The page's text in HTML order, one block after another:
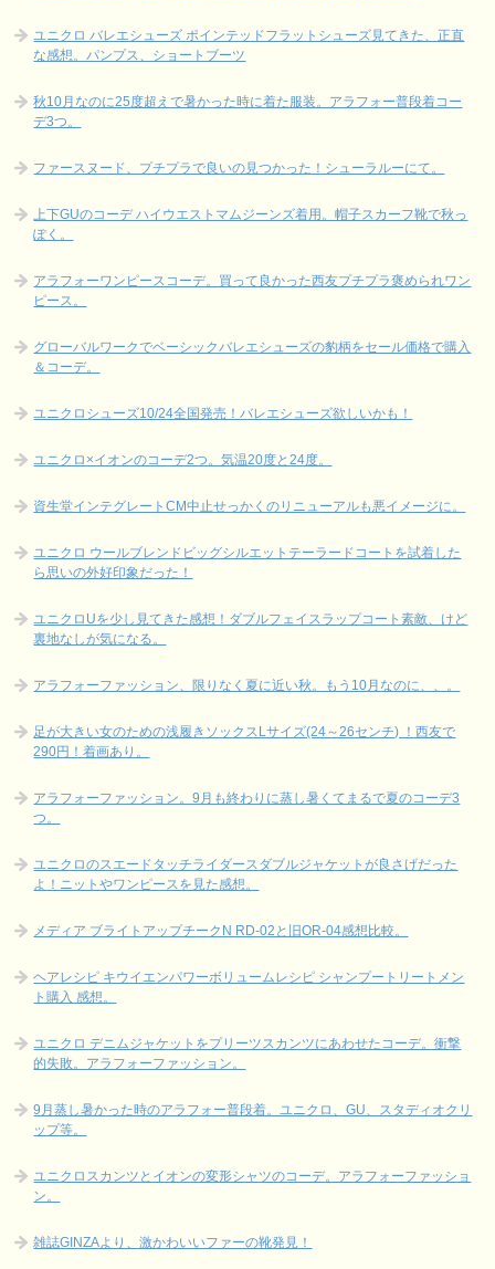
ユニクロ バレエシューズ ポインテッドフラットシューズ見てきた、正直
な感想。パンプス、ショートブーツ
秋10月なのに25度超えで暑かった時に着た服装。アラフォー普段着コー
デ3つ。
ファースヌード、プチプラで良いの見つかった！シューラルーにて。
上下GUのコーデ ハイウエストマムジーンズ着用。帽子スカーフ靴で秋っ
ぽく。
アラフォーワンピースコーデ。買って良かった西友プチプラ褒められワン
ピース。
グローバルワークでベーシックバレエシューズの豹柄をセール価格で購入
＆コーデ。
ユニクロシューズ10/24全国発売！バレエシューズ欲しいかも！
ユニクロ×イオンのコーデ2つ。気温20度と24度。
資生堂インテグレートCM中止せっかくのリニューアルも悪イメージに。
ユニクロ ウールブレンドビッグシルエットテーラードコートを試着した
ら思いの外好印象だった！
ユニクロUを少し見てきた感想！ダブルフェイスラップコート素敵、けど
裏地なしが気になる。
アラフォーファッション、限りなく夏に近い秋。もう10月なのに、、。
足が大きい女のための浅履きソックスLサイズ(24～26センチ) ！西友で
290円！着画あり。
アラフォーファッション。9月も終わりに蒸し暑くてまるで夏のコーデ3
つ。
ユニクロのスエードタッチライダースダブルジャケットが良さげだった
よ！ニットやワンピースを見た感想。
メディア ブライトアップチークN RD-02と旧OR-04感想比較。
ヘアレシピ キウイエンパワーボリュームレシピ シャンプートリートメン
ト購入 感想。
ユニクロ デニムジャケットをプリーツスカンツにあわせたコーデ。衝撃
的失敗。アラフォーファッション。
9月蒸し暑かった時のアラフォー普段着。ユニクロ、GU、スタディオクリ
ップ等。
ユニクロスカンツとイオンの変形シャツのコーデ。アラフォーファッショ
ン。
雑誌GINZAより、激かわいいファーの靴発見！